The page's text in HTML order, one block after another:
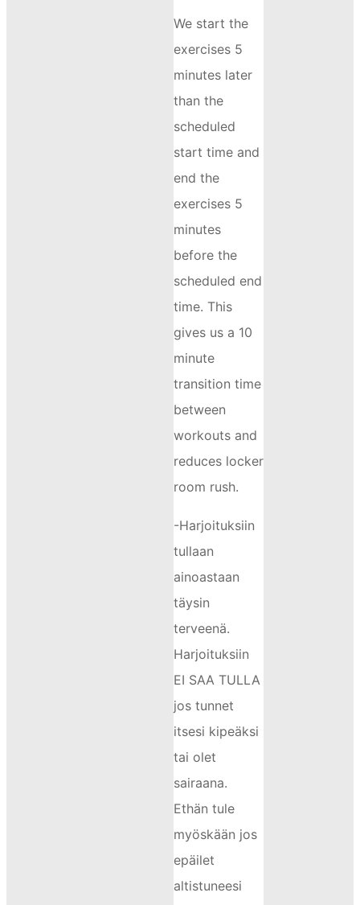
We start the
exercises 5
minutes later
than the
scheduled
start time and
end the
exercises 5
minutes
before the
scheduled end
time. This
gives us a 10
minute
transition time
between
workouts and
reduces locker
room rush.
-Harjoituksiin
tullaan
ainoastaan
täysin
terveenä.
Harjoituksiin
EI SAA TULLA
jos tunnet
itsesi kipeäksi
tai olet
sairaana.
Ethän tule
myöskään jos
epäilet
altistuneesi